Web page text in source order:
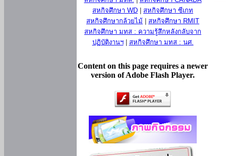
สหกิจศึกษา WD
สหกิจศึกษา ซีเกท
สหกิจศึกษากล้วยไม้
สหกิจศึกษา RMIT
สหกิจศึกษา มทส : ความรู้สึกหลังกลับจาก
ปฏิบัติงานฯ| สหกิจศึกษา มทส : นศ.
Content on this page requires a newer
version of Adobe Flash Player.